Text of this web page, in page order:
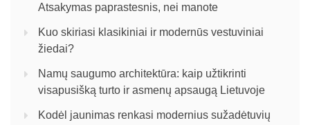
Atsakymas paprastesnis, nei manote
Kuo skiriasi klasikiniai ir modernūs vestuviniai
žiedai?
Namų saugumo architektūra: kaip užtikrinti
visapusišką turto ir asmenų apsaugą Lietuvoje
Kodėl jaunimas renkasi modernius sužadėtuvių